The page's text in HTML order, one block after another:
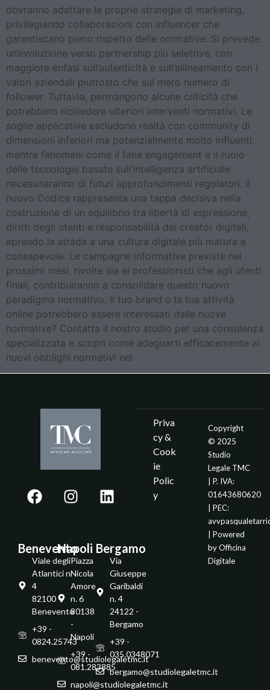
dovranno adattare le proprie strategie di marketing,
privilegiando collaborazioni con influencer che
garantiscano pieno rispetto delle normative. Si prevede
un’evoluzione verso partnership più selettive, con
maggiore enfasi sull’autenticità e sull’allineamento con i
valori aziendali piuttosto che sul mero numero di
follower. Tuttavia, permangono alcune criticità che
potrebbero richiedere ulteriori interventi normativi. Le
soglie applicative escludono realtà con community di
dimensioni inferiori ma potenzialmente molto influenti,
mentre fenomeni come il fake engagement e il ruolo
delle tecnologie basate sull’intelligenza artificiale
necessiteranno di futuri approfondimenti regolatori. Il
nuovo Codice rappresenta una tappa decisiva nella
costruzione di un equilibrio tra libertà di espressione,
diritti degli utenti e responsabilità dei creator digitali,
aprendo la strada a una cultura digitale più matura e
consapevole. Le campagne informative previste nei
prossimi mesi, rivolte sia ai professionisti che agli utenti
finali, contribuiranno a consolidare questo nuovo
paradigma normativo. Il tuo brand o la tua attività
online potrebbero essere interessati dalle nuove
normative? Contatta il nostro studio per una consulenza
specializzata e scopri come adeguarti efficacemente ai
nuovi obblighi normativi nel
Benevento
Viale degli
Atlantici n.
4
82100 -
Benevento
+39 -
0824.25743
benevento@studiolegaletmc.it
Napoli
Piazza
Nicola
Amore
n. 6
80138
-
Napoli
+39 -
081.283885
napoli@studiolegaletmc.it
Bergamo
Via
Giuseppe
Garibaldi
n. 4
24122 -
Bergamo
+39 -
035.0348071
bergamo@studiolegaletmc.it
Priva
cy &
Cook
ie
Polic
y
Copyright
© 2025
Studio
Legale TMC
| P. IVA:
01643680620
| PEC:
| Powered
byOfficina
Digitale